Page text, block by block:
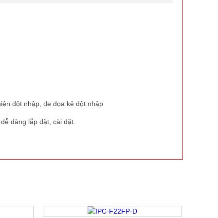
đột nhập, đe dọa kẻ đột nhập
dàng lắp đặt, cài đặt.